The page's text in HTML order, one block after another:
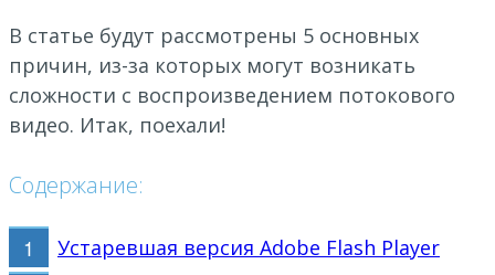
В статье будут рассмотрены 5 основных
причин, из-за которых могут возникать
сложности с воспроизведением потокового
видео. Итак, поехали!
Содержание:
Устаревшая версия Adobe Flash Player